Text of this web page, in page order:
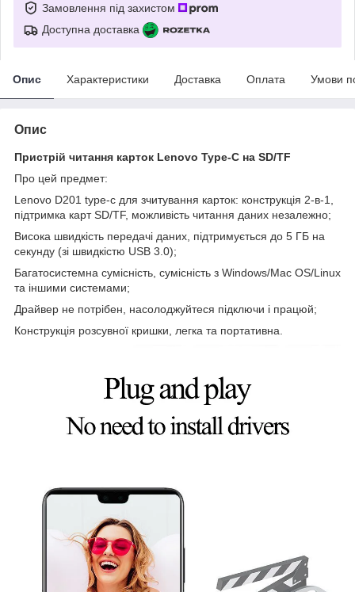
Замовлення під захистом
Доступна доставка
Опис Характеристики Доставка Оплата Умови
Опис
Пристрій читання карток Lenovo Type-C на SD/TF
Про цей предмет:
Lenovo D201 type-c для зчитування карток: конструкція 2-в-1,
підтримка карт SD/TF, можливість читання даних незалежно;
Висока швидкість передачі даних, підтримується до 5 ГБ на
секунду (зі швидкістю USB 3.0);
Багатосистемна сумісність, сумісність з Windows/Mac OS/Linux
та іншими системами;
Драйвер не потрібен, насолоджуйтеся підключи і працюй;
Конструкція розсувної кришки, легка та портативна.